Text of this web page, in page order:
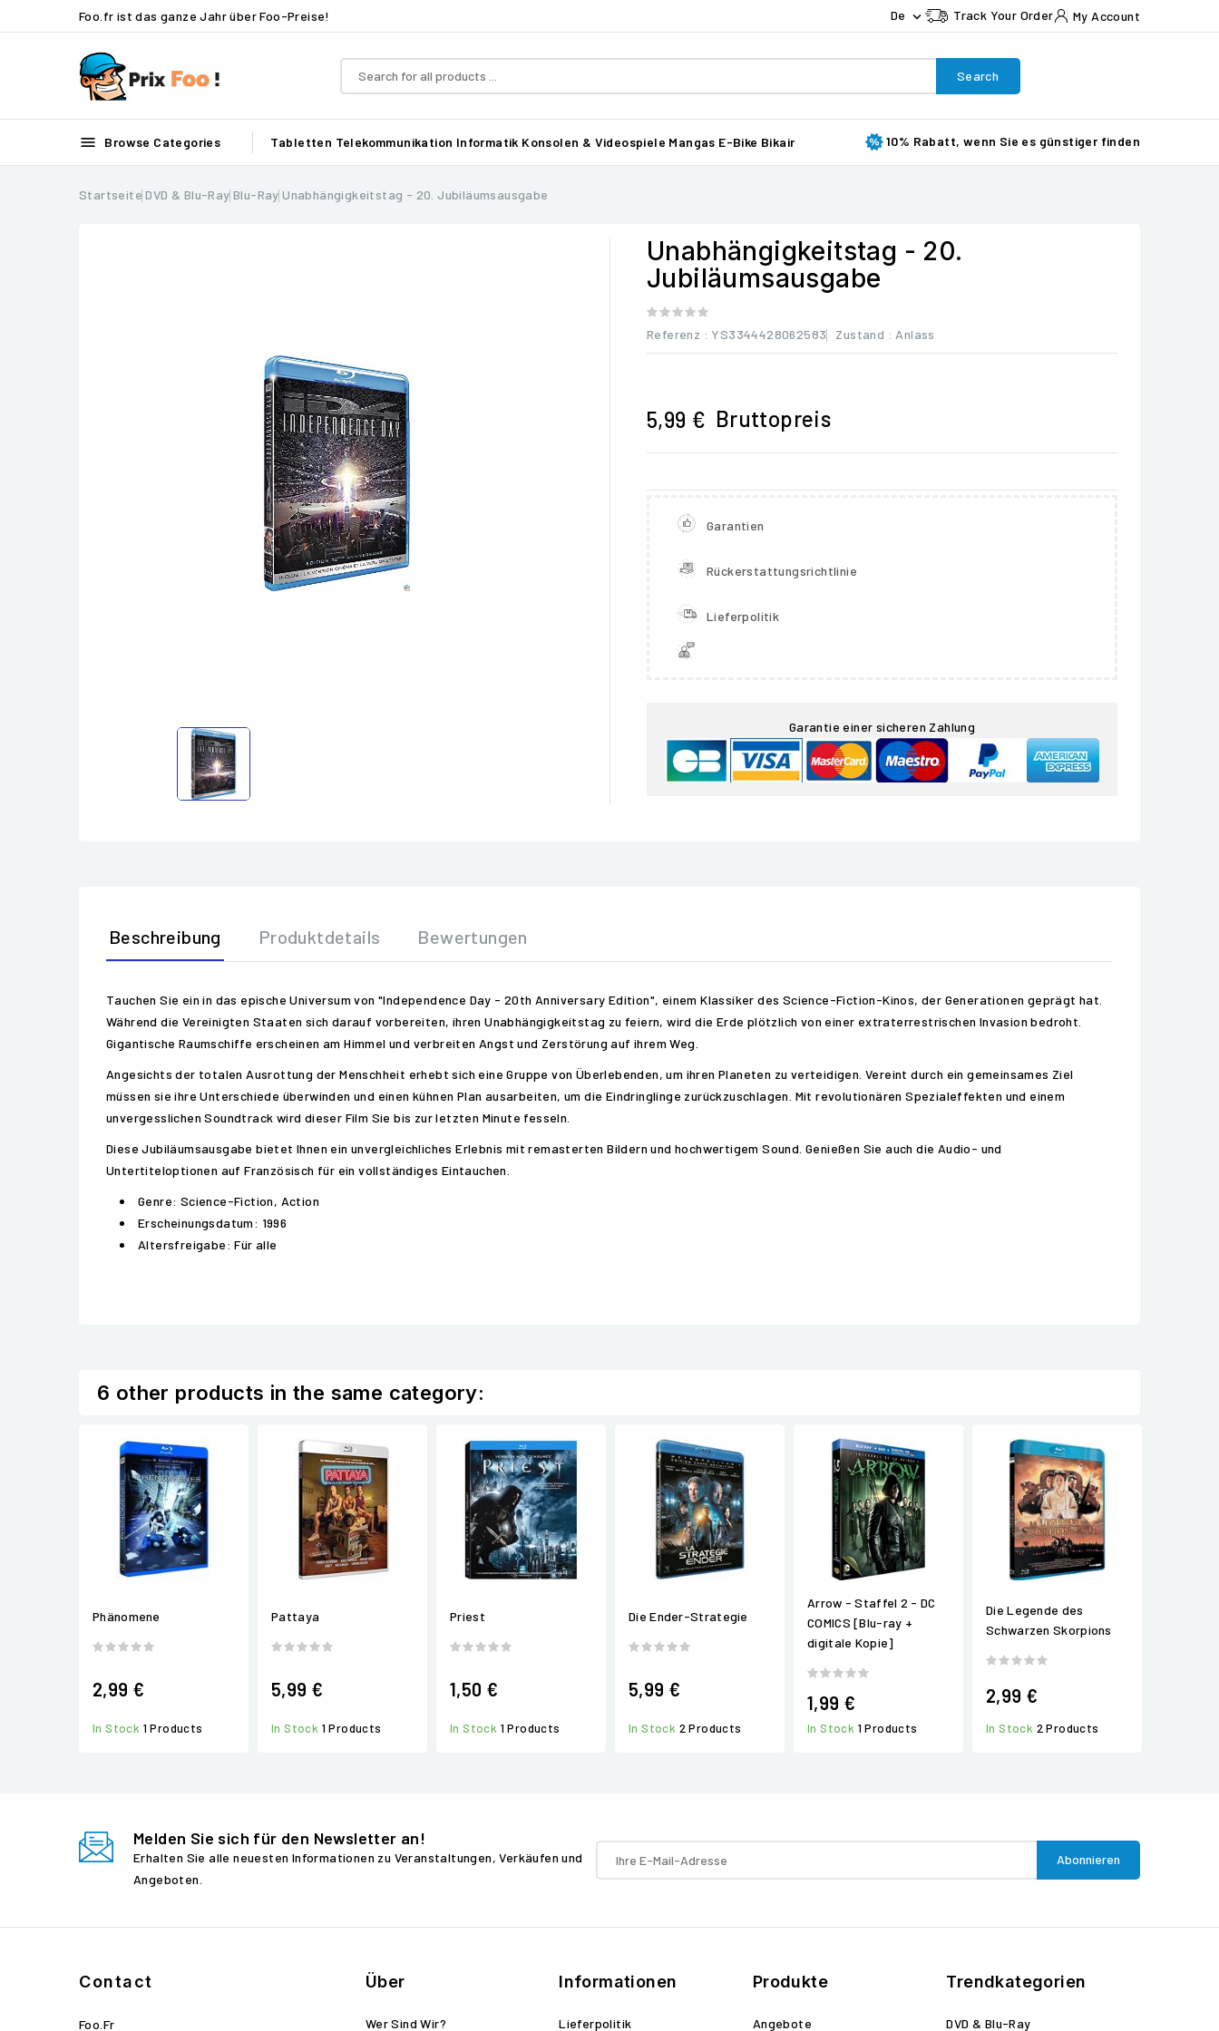
Foo.fr ist das ganze Jahr über Foo-Preise! De  Track Your Order My Account
Search
 Browse Categories Tabletten Telekommunikation Informatik Konsolen & Videospiele Mangas E-Bike Bikair 10% Rabatt, wenn Sie es günstiger finden
Startseite DVD & Blu-Ray Blu-Ray Unabhängigkeitstag - 20. Jubiläumsausgabe
Unabhängigkeitstag - 20.
Jubiläumsausgabe
Referenz : YS3344428062583 Zustand : Anlass
5,99 € Bruttopreis
Garantien
Rückerstattungsrichtlinie
Lieferpolitik
Garantie einer sicheren Zahlung
Beschreibung Produktdetails Bewertungen
Tauchen Sie ein in das epische Universum von "Independence Day - 20th Anniversary Edition", einem Klassiker des Science-Fiction-Kinos, der Generationen geprägt hat.
Während die Vereinigten Staaten sich darauf vorbereiten, ihren Unabhängigkeitstag zu feiern, wird die Erde plötzlich von einer extraterrestrischen Invasion bedroht.
Gigantische Raumschiffe erscheinen am Himmel und verbreiten Angst und Zerstörung auf ihrem Weg.
Angesichts der totalen Ausrottung der Menschheit erhebt sich eine Gruppe von Überlebenden, um ihren Planeten zu verteidigen. Vereint durch ein gemeinsames Ziel
müssen sie ihre Unterschiede überwinden und einen kühnen Plan ausarbeiten, um die Eindringlinge zurückzuschlagen. Mit revolutionären Spezialeffekten und einem
unvergesslichen Soundtrack wird dieser Film Sie bis zur letzten Minute fesseln.
Diese Jubiläumsausgabe bietet Ihnen ein unvergleichliches Erlebnis mit remasterten Bildern und hochwertigem Sound. Genießen Sie auch die Audio- und
Untertiteloptionen auf Französisch für ein vollständiges Eintauchen.
Genre: Science-Fiction, Action
Erscheinungsdatum: 1996
Altersfreigabe: Für alle
6 other products in the same category:
Phänomene
2,99 €
In Stock 1 Products
Pattaya
5,99 €
In Stock 1 Products
Priest
1,50 €
In Stock 1 Products
Die Ender-Strategie
5,99 €
In Stock 2 Products
Arrow - Staffel 2 - DC
COMICS [Blu-ray +
digitale Kopie]
1,99 €
In Stock 1 Products
Die Legende des
Schwarzen Skorpions
2,99 €
In Stock 2 Products
Melden Sie sich für den Newsletter an!
Erhalten Sie alle neuesten Informationen zu Veranstaltungen, Verkäufen und
Angeboten.
Contact
Foo.fr
Über
Wer Sind Wir?
Informationen
Lieferpolitik
Produkte
Angebote
Trendkategorien
DVD & Blu-Ray